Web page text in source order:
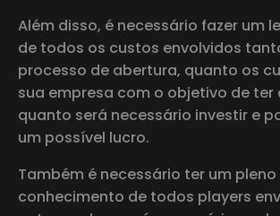
Além disso, é necessário fazer um
de todos os custos envolvidos
processo de abertura, quanto os
sua empresa com o objetivo de ter
quanto será necessário investir e
um possível lucro.
Também é necessário ter um pleno
conhecimento de todos players